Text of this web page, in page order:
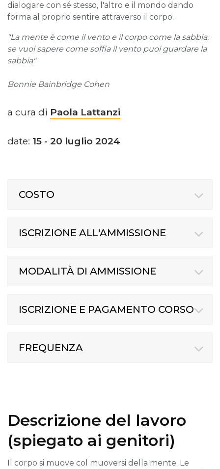
dialogare con sé stesso, l'altro e il mondo dando
forma al proprio sentire attraverso il corpo.
"La mente è come il vento e il corpo come la sabbia:
se vuoi sapere come soffia il vento puoi guardare la
sabbia"
Bonnie Bainbridge Cohen
a cura di Paola Lattanzi
date: 15 - 20 luglio 2024
COSTO
ISCRIZIONE ALL'AMMISSIONE
MODALITÀ DI AMMISSIONE
ISCRIZIONE E PAGAMENTO CORSO
FREQUENZA
Descrizione del lavoro
(spiegato ai genitori)
Il corpo si muove col muoversi della mente. Le